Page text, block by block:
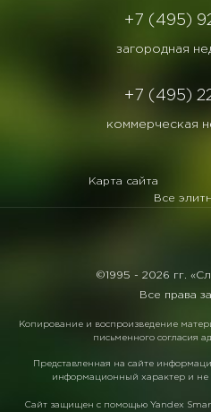
+7 (495)
загородная
+7 (495)
коммерческая
Карта сайта
Все
©1995 - 2026 гг.
Все права
Копирование и воспроизведение
письменного согласия
Представленная на сайте
информационный характер и не
Сайт защищен с помощью Yandex